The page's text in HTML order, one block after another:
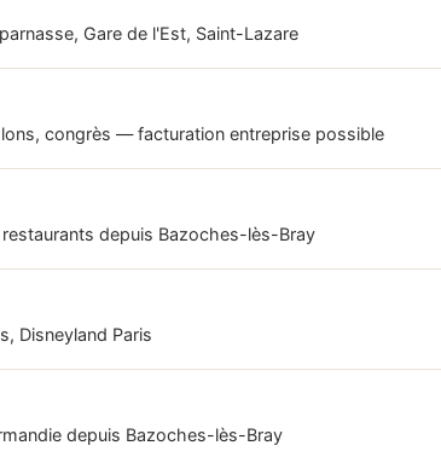
Gare de l'Est, Saint-Lazare
congrès — facturation entreprise possible
depuis Bazoches-lès-Bray
Disneyland Paris
depuis Bazoches-lès-Bray